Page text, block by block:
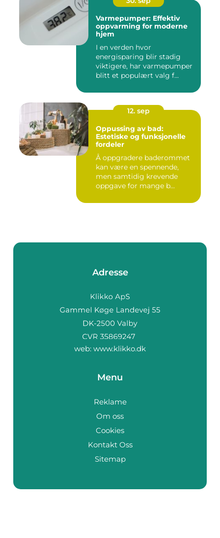
Varmepumper: Effektiv
oppvarming for moderne
hjem
I en verden hvor
energisparing blir stadig
viktigere, har varmepumper
blitt et populært valg f...
12. sep
Oppussing av bad:
Estetiske og funksjonelle
fordeler
Å oppgradere baderommet
kan være en spennende,
men samtidig krevende
oppgave for mange b...
Adresse
web: www.klikko.dk
Menu
Reklame
Om oss
Cookies
Kontakt Oss
Sitemap